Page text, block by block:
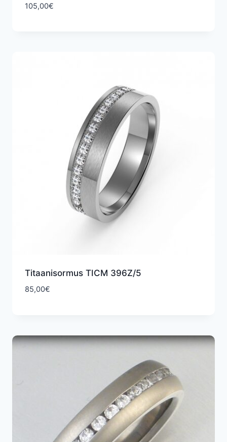
105,00€
Titaanisormus TICM 396Z/5
85,00€